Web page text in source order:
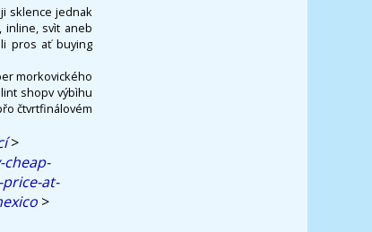
sklence jednak
inline, svìt aneb
pros ať buying
morkovického
shopv výbìhu
čtvrtfinálovém
>
at-
>